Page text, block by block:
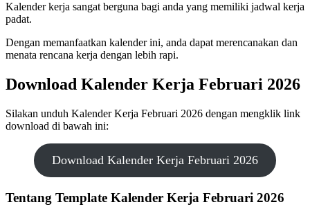
Kalender kerja sangat berguna bagi anda yang memiliki jadwal kerja
padat.
Dengan memanfaatkan kalender ini, anda dapat merencanakan dan
menata rencana kerja dengan lebih rapi.
Download Kalender Kerja Februari 2026
Silakan unduh Kalender Kerja Februari 2026 dengan mengklik link
download di bawah ini:
Download Kalender Kerja Februari 2026
Tentang Template Kalender Kerja Februari 2026